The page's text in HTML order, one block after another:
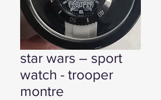
star wars – sport
watch - trooper
montre